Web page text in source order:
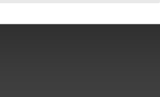
om
deze gegevens
gebruik van hun